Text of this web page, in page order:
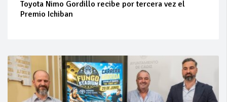
Toyota Nimo Gordillo recibe por tercera vez el
Premio Ichiban